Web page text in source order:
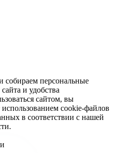
персональные
и удобства
сайтом, вы
использованием cookie-файлов
в соответствии с нашей